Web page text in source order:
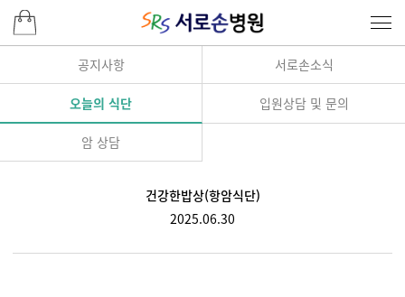
공지사항 서로손소식
오늘의 식단 입원상담 및 문의
암 상담
건강한밥상(항암식단)
2025.06.30